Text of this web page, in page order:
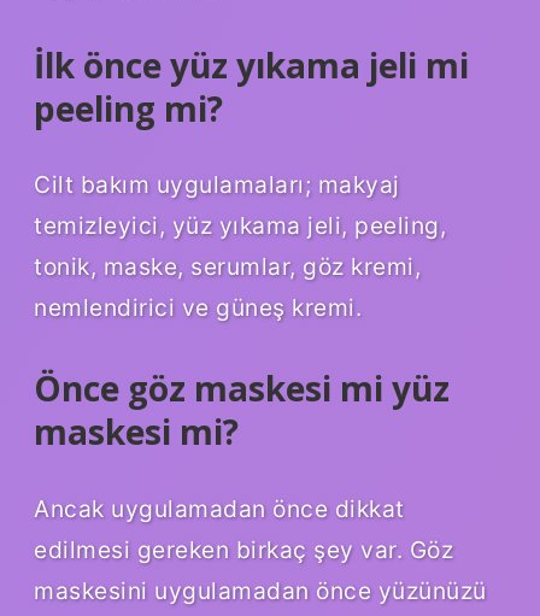
İlk önce yüz yıkama jeli mi
peeling mi?
Cilt bakım uygulamaları; makyaj
temizleyici, yüz yıkama jeli, peeling,
tonik, maske, serumlar, göz kremi,
nemlendirici ve güneş kremi.
Önce göz maskesi mi yüz
maskesi mi?
Ancak uygulamadan önce dikkat
edilmesi gereken birkaç şey var. Göz
maskesini uygulamadan önce yüzünüzü